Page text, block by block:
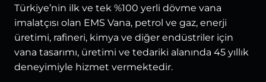
Türkiye’nin ilk ve tek %100 yerli dövme vana
imalatçısı olan EMS Vana, petrol ve gaz, enerji
üretimi, rafineri, kimya ve diğer endüstriler için
vana tasarımı, üretimi ve tedariki alanında 45 yıllık
deneyimiyle hizmet vermektedir.